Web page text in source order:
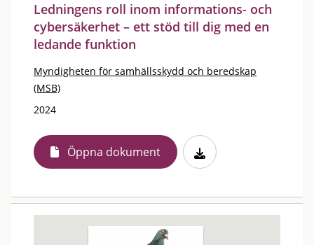
Ledningens roll inom informations- och
cybersäkerhet – ett stöd till dig med en
ledande funktion
Myndigheten för samhällsskydd och beredskap
(MSB)
2024
Öppna dokument